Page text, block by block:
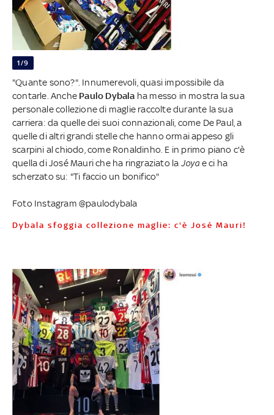
1/9
"Quante sono?". Innumerevoli, quasi impossibile da
contarle. Anche Paulo Dybala ha messo in mostra la sua
personale collezione di maglie raccolte durante la sua
carriera: da quelle dei suoi connazionali, come De Paul, a
quelle di altri grandi stelle che hanno ormai appeso gli
scarpini al chiodo, come Ronaldinho. E in primo piano c'è
quella di José Mauri che ha ringraziato la Joya e ci ha
scherzato su: "Ti faccio un bonifico"
Foto Instagram @paulodybala
Dybala sfoggia collezione maglie: c'è José Mauri!